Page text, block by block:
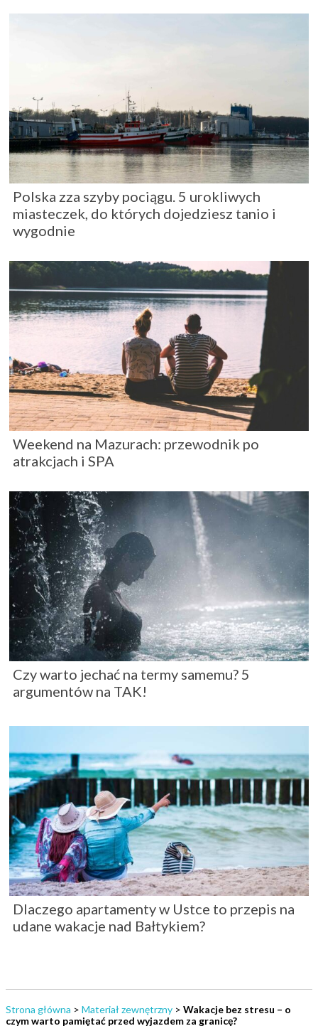
Polska zza szyby pociągu. 5 urokliwych
miasteczek, do których dojedziesz tanio i
wygodnie
Weekend na Mazurach: przewodnik po
atrakcjach i SPA
Czy warto jechać na termy samemu? 5
argumentów na TAK!
Dlaczego apartamenty w Ustce to przepis na
udane wakacje nad Bałtykiem?
Strona główna > Materiał zewnętrzny > Wakacje bez stresu – o
czym warto pamiętać przed wyjazdem za granicę?